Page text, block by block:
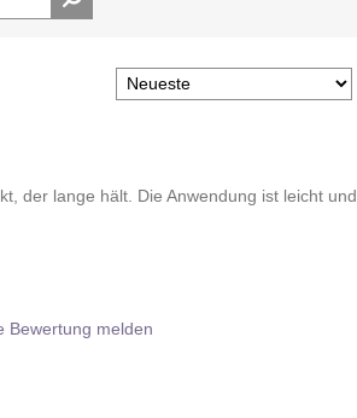
der lange hält. Die Anwendung ist leicht und
Bewertung melden